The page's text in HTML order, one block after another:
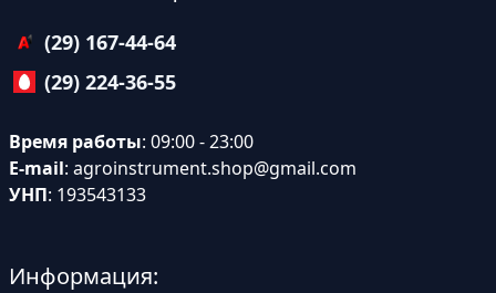
(29) 167-44-64
(29) 224-36-55
Время работы: 09:00 - 23:00
E-mail: agroinstrument.shop@gmail.com
УНП: 193543133
Информация: